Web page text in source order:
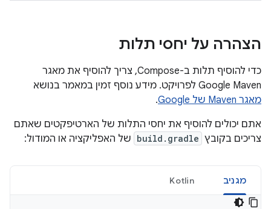
הצהרה על יחסי תלות
כדי להוסיף תלות ב-Compose, צריך להוסיף את מאגר
Google Maven לפרויקט. מידע נוסף זמין במאמר בנושא
מאגר Maven של Google
.
אתם יכולים להוסיף את יחסי התלות של הארטיפקטים שאתם
צריכים בקובץ build.gradle של האפליקציה או המודול:
מגניב Kotlin